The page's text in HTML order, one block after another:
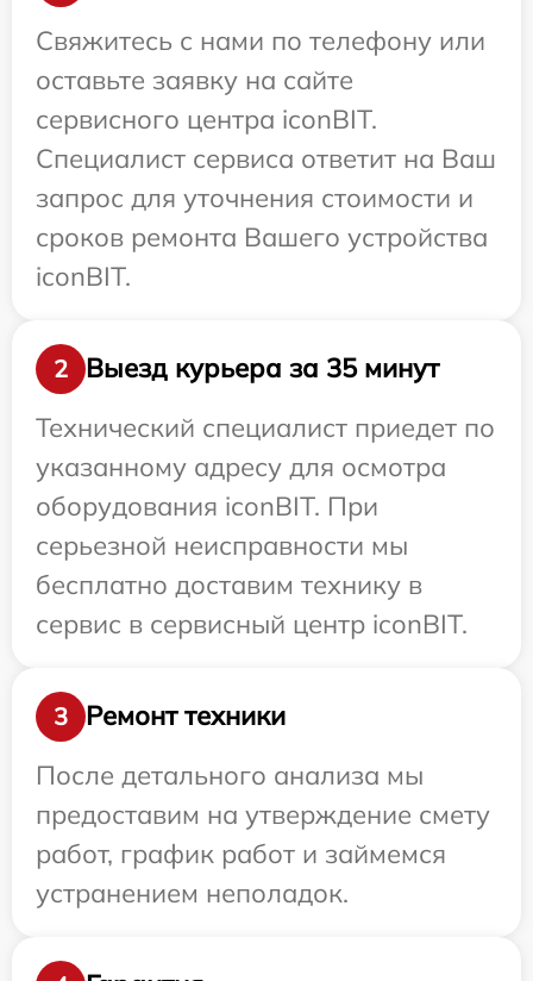
Свяжитесь с нами по телефону или
оставьте заявку на сайте
сервисного центра iconBIT.
Специалист сервиса ответит на Ваш
запрос для уточнения стоимости и
сроков ремонта Вашего устройства
iconBIT.
2
Выезд курьера за 35 минут
Технический специалист приедет по
указанному адресу для осмотра
оборудования iconBIT. При
серьезной неисправности мы
бесплатно доставим технику в
сервис в сервисный центр iconBIT.
3
Ремонт техники
После детального анализа мы
предоставим на утверждение смету
работ, график работ и займемся
устранением неполадок.